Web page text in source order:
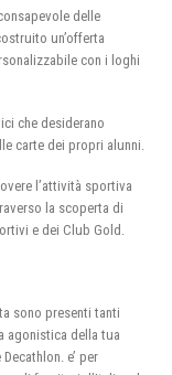
delle
un’offerta
con i loghi
che desiderano
carte dei propri alunni.
l’attività sportiva
la scoperta di
e dei Club Gold.
sono presenti tanti
agonistica della tua
e’ per